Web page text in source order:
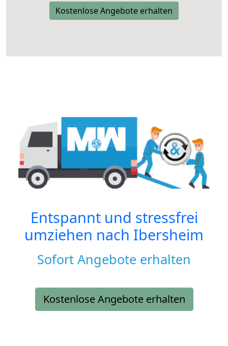
Kostenlose Angebote erhalten
Entspannt und stressfrei
umziehen nach Ibersheim
Sofort Angebote erhalten
Kostenlose Angebote erhalten